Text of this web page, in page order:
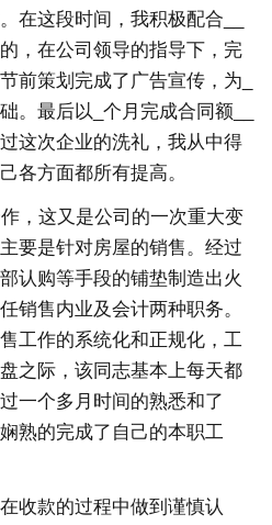
在这段时间，我积极配合__
，在公司领导的指导下，完
前策划完成了广告宣传，为_
。最后以_个月完成合同额__
这次企业的洗礼，我从中得
各方面都所有提高。
，这又是公司的一次重大变
要是针对房屋的销售。经过
认购等手段的铺垫制造出火
销售内业及会计两种职务。
工作的系统化和正规化，工
之际，该同志基本上每天都
一个多月时间的熟悉和了
熟的完成了自己的本职工
收款的过程中做到谨慎认